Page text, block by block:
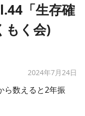
「生存確
もく会)
2024年7月24日
ら数えると2年振